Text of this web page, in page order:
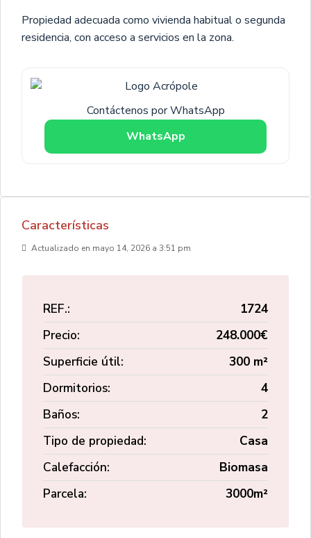
Propiedad adecuada como vivienda habitual o segunda
residencia, con acceso a servicios en la zona.
Contáctenos por WhatsApp
WhatsApp
Características
Actualizado en mayo 14, 2026 a 3:51 pm
REF.:
1724
Precio:
248.000€
Superficie útil:
300 m²
Dormitorios:
4
Baños:
2
Tipo de propiedad:
Casa
Calefacción:
Biomasa
Parcela:
3000m²